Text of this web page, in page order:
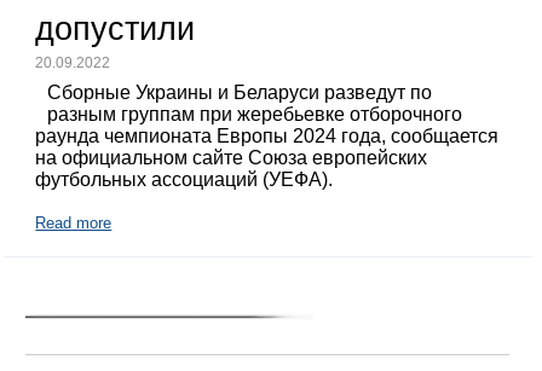
допустили
20.09.2022
Сборные Украины и Беларуси разведут по
разным группам при жеребьевке отборочного
раунда чемпионата Европы 2024 года, сообщается
на официальном сайте Союза европейских
футбольных ассоциаций (УЕФА).
Read more